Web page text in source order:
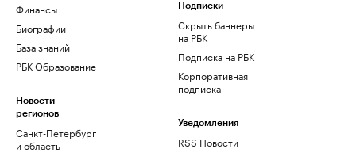
Финансы
Биографии
База знаний
РБК Образование
Новости
регионов
Санкт-Петербург
и область
Подписки
Скрыть баннеры
на РБК
Подписка на РБК
Корпоративная
подписка
Уведомления
RSS Новости